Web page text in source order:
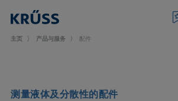
主页 产品与服务 配件
测量液体及分散性的配件